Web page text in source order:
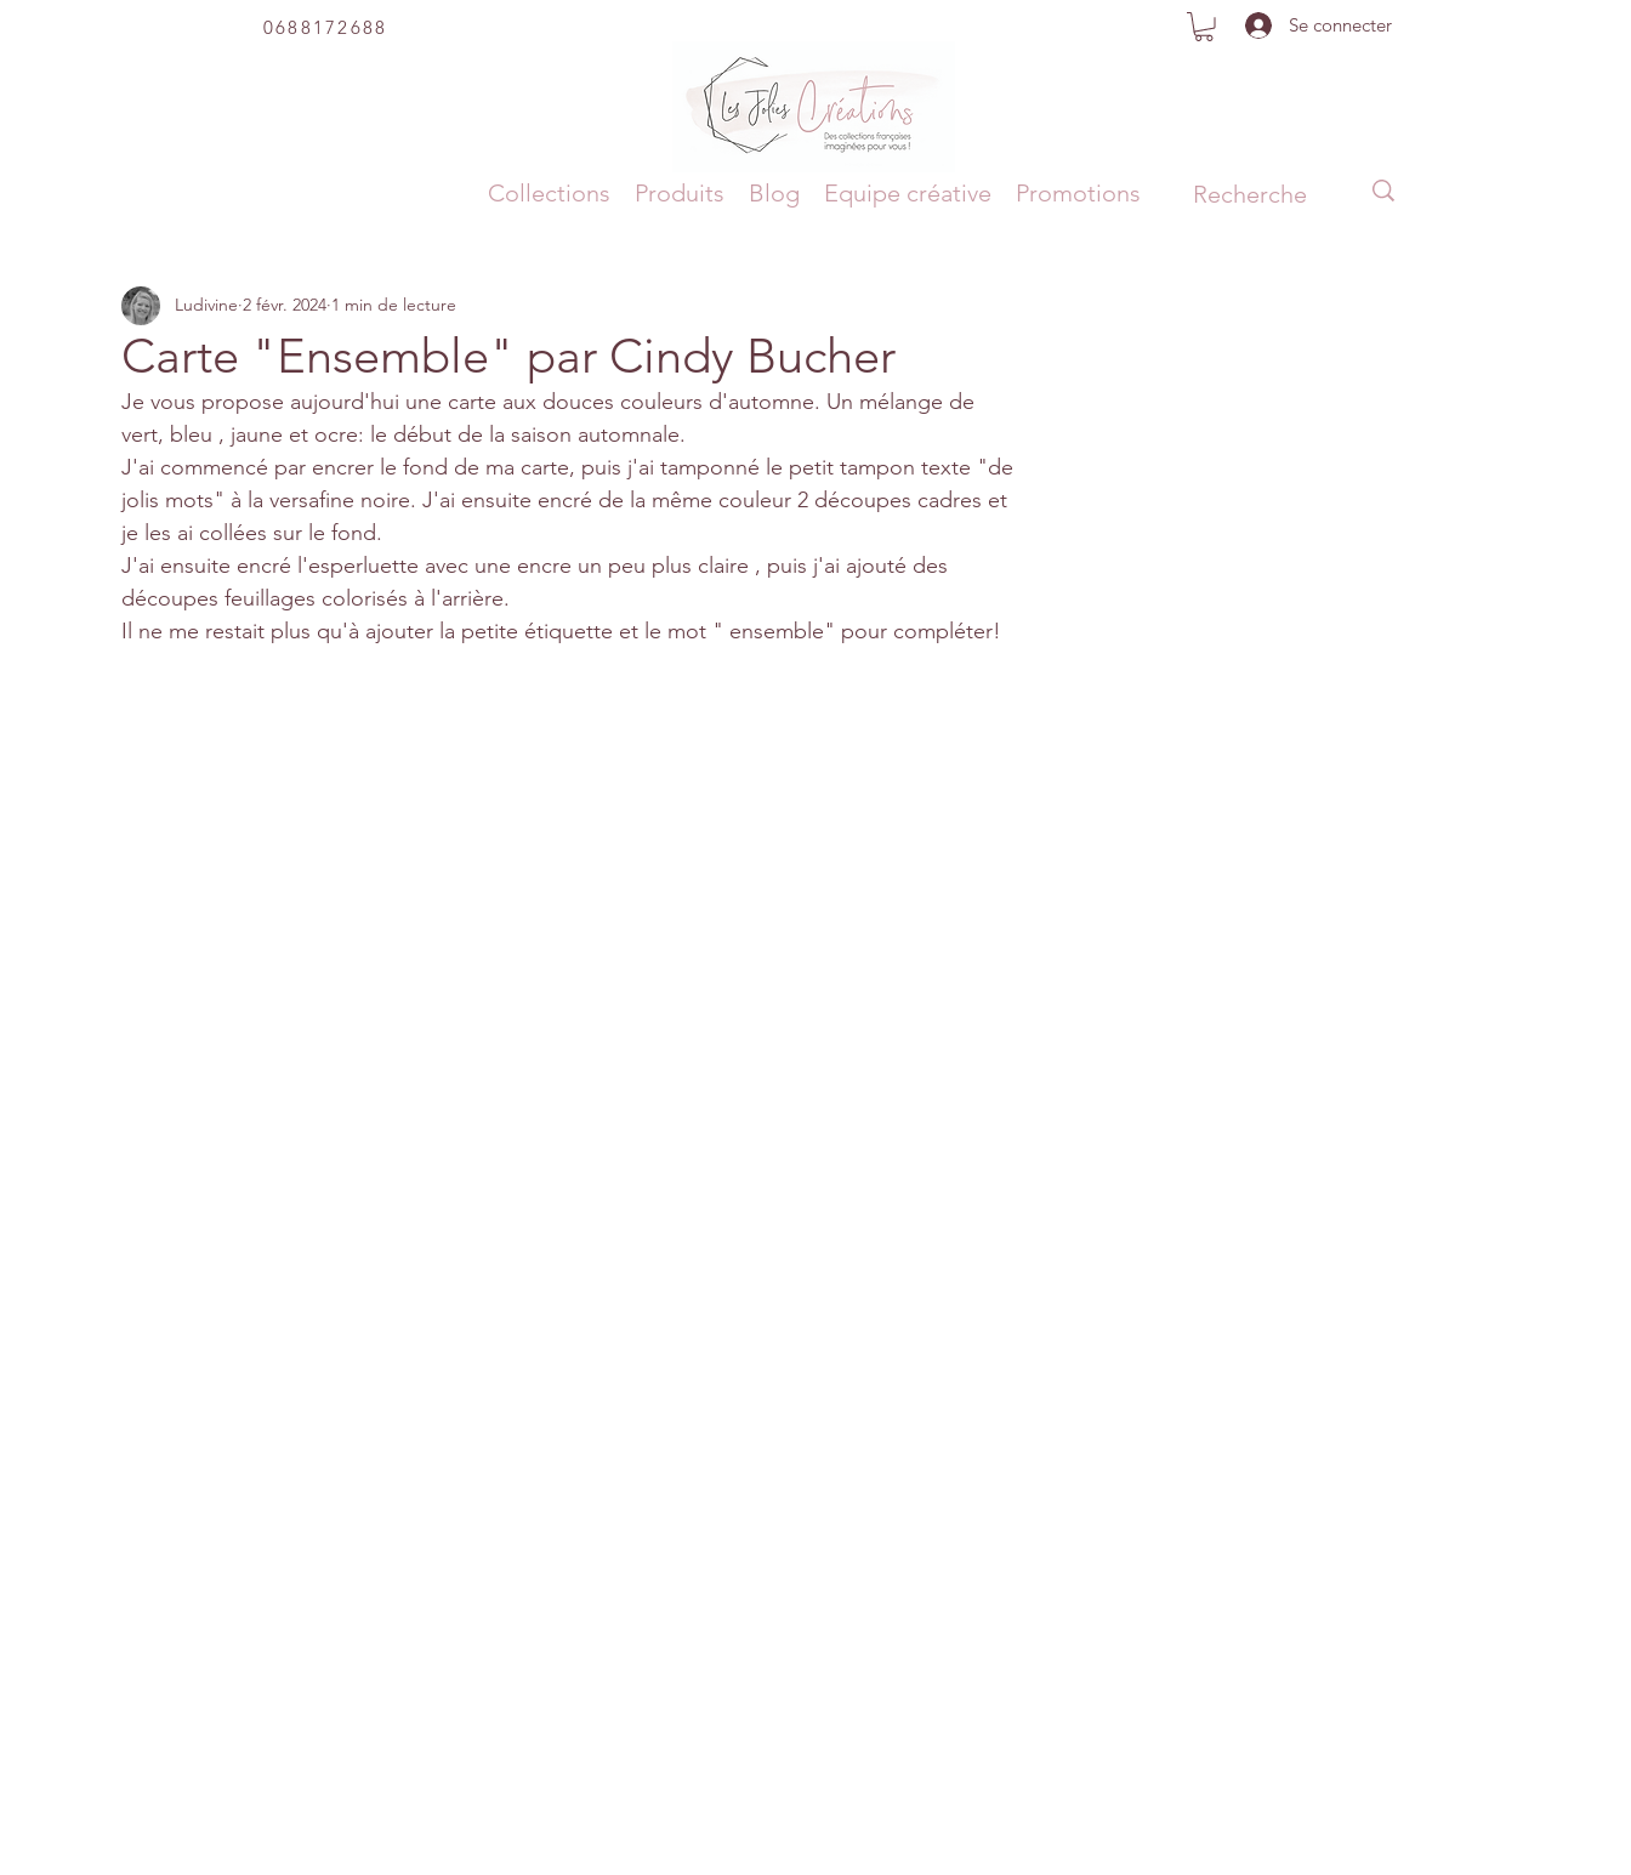
0688172688 Se connecter
Collections Produits Blog Equipe créative Promotions
Carte "Ensemble" par Cindy Bucher
Ludivine 2 févr. 2024 1 min de lecture
Je vous propose aujourd'hui une carte aux douces couleurs d'automne. Un mélange de
vert, bleu , jaune et ocre: le début de la saison automnale.
J'ai commencé par encrer le fond de ma carte, puis j'ai tamponné le petit tampon texte "de
jolis mots" à la versafine noire. J'ai ensuite encré de la même couleur 2 découpes cadres et
je les ai collées sur le fond.
J'ai ensuite encré l'esperluette avec une encre un peu plus claire , puis j'ai ajouté des
découpes feuillages colorisés à l'arrière.
Il ne me restait plus qu'à ajouter la petite étiquette et le mot " ensemble" pour compléter!